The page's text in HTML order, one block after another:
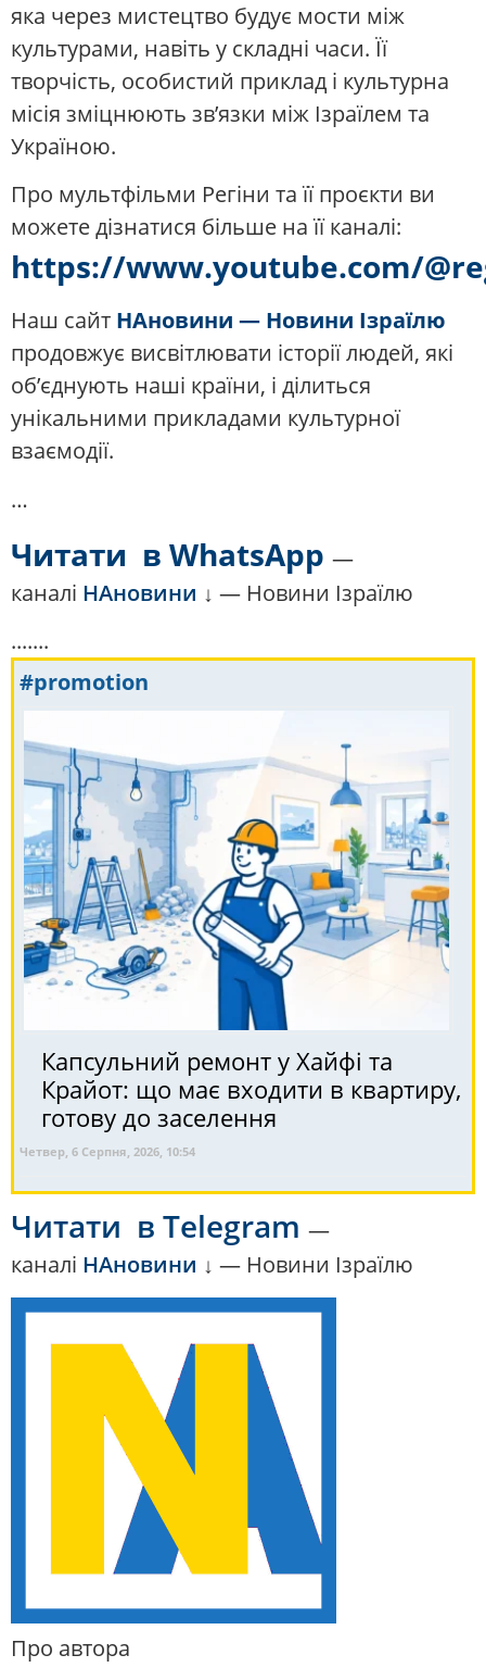
яка через мистецтво будує мости між
культурами, навіть у складні часи. Її
творчість, особистий приклад і культурна
місія зміцнюють зв’язки між Ізраїлем та
Україною.
Про мультфільми Регіни та її проєкти ви
можете дізнатися більше на її каналі:
https://www.youtube.com/
Наш сайт НАновини — Новини Ізраїлю
продовжує висвітлювати історії людей, які
об’єднують наші країни, і ділиться
унікальними прикладами культурної
взаємодії.
…
Читати в WhatsApp —
каналі НАновини ↓ — Новини Ізраїлю
.......
#promotion
Капсульний ремонт у Хайфі та
Крайот: що має входити в квартиру,
готову до заселення
Четвер, 6 Серпня, 2026, 10:54
Читати в Telegram —
каналі НАновини ↓ — Новини Ізраїлю
Про автора